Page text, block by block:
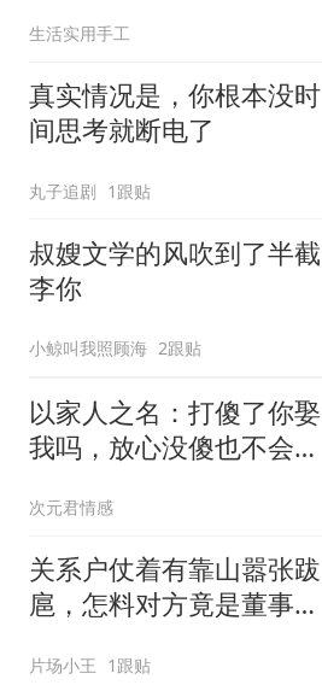
生活实用手工
真实情况是，你根本没时
间思考就断电了
丸子追剧 1跟贴
叔嫂文学的风吹到了半截
李你
小鲸叫我照顾海 2跟贴
以家人之名：打傻了你娶
我吗，放心没傻也不会娶
次元君情感
关系户仗着有靠山嚣张跋
扈，怎料对方竟是董事长
片场小王 1跟贴